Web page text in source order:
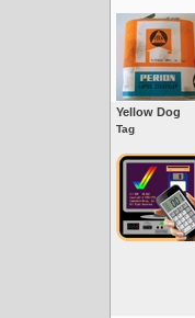
Yellow Dog
Tag